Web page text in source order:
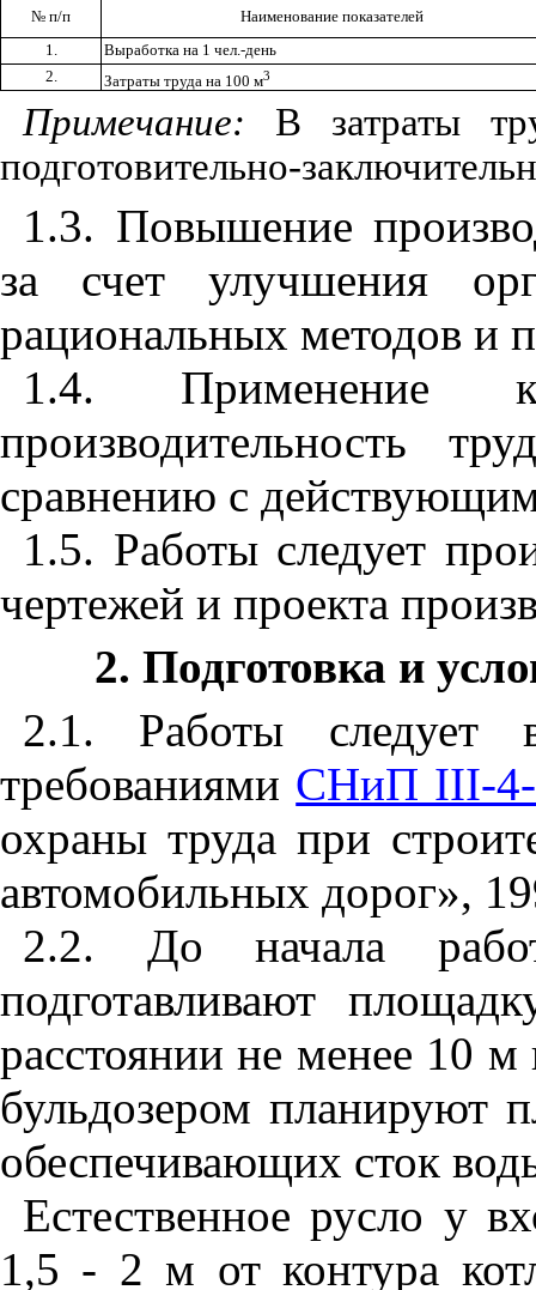
№ п/п
Наименование показателей
1.
Выработка на 1 чел.-день
2.
Затраты труда на 100 м3
Примечание: В затраты
подготовительно-
1.3. Повышение
за счет улучшения
рациональных методов и
1.4. Применение
производительность
сравнению с
1.5. Работы следует
чертежей и проекта
2. Подготовка и
2.1. Работы следует
требованиями СНиП III-
охраны труда при
автомобильных дорог»,
2.2. До начала
подготавливают
расстоянии не менее 10
бульдозером планируют
обеспечивающих сток
Естественное русло у
1,5 - 2 м от контура